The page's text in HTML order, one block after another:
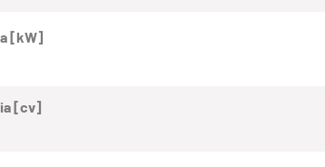
[kW]
[cv]